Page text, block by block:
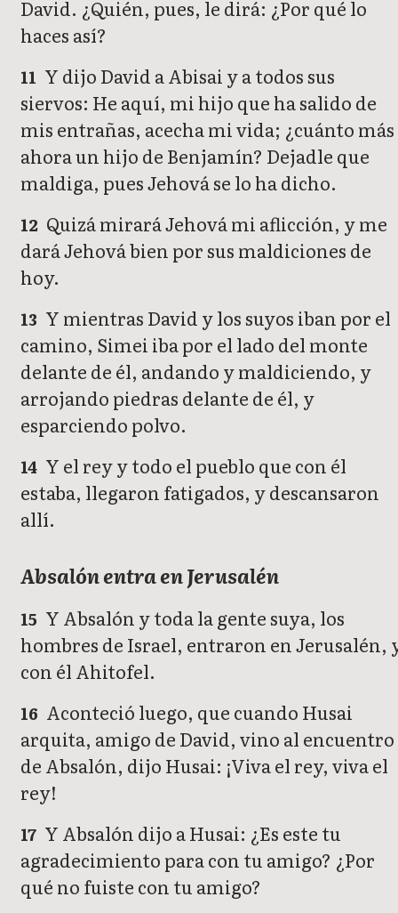
David. ¿Quién, pues, le dirá: ¿Por qué lo
haces así?
11 Y dijo David a Abisai y a todos sus
siervos: He aquí, mi hijo que ha salido de
mis entrañas, acecha mi vida; ¿cuánto más
ahora un hijo de Benjamín? Dejadle que
maldiga, pues Jehová se lo ha dicho.
12 Quizá mirará Jehová mi aflicción, y me
dará Jehová bien por sus maldiciones de
hoy.
13 Y mientras David y los suyos iban por el
camino, Simei iba por el lado del monte
delante de él, andando y maldiciendo, y
arrojando piedras delante de él, y
esparciendo polvo.
14 Y el rey y todo el pueblo que con él
estaba, llegaron fatigados, y descansaron
allí.
Absalón entra en Jerusalén
15 Y Absalón y toda la gente suya, los
hombres de Israel, entraron en Jerusalén,
con él Ahitofel.
16 Aconteció luego, que cuando Husai
arquita, amigo de David, vino al encuentro
de Absalón, dijo Husai: ¡Viva el rey, viva el
rey!
17 Y Absalón dijo a Husai: ¿Es este tu
agradecimiento para con tu amigo? ¿Por
qué no fuiste con tu amigo?